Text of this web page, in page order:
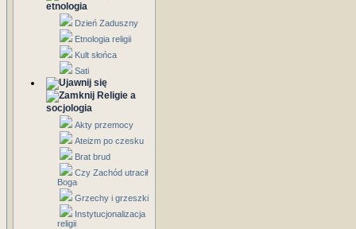
etnologia
Dzień Zaduszny
Etnologia religii
Kult słońca
Sati
Religie a
socjologia
Akty przemocy
Ateizm po czesku
Brat brud
Czy Zachód utracił
Boga
Grzechy i grzeszki
Instytucjonalizacja
religii